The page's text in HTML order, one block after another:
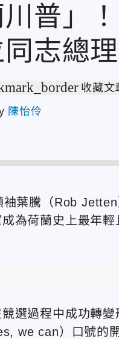
川普」
志總理
收藏文
陳怡伶
葉騰（Rob
為荷蘭史上最年輕
競選過程中成功轉
we can）口號的